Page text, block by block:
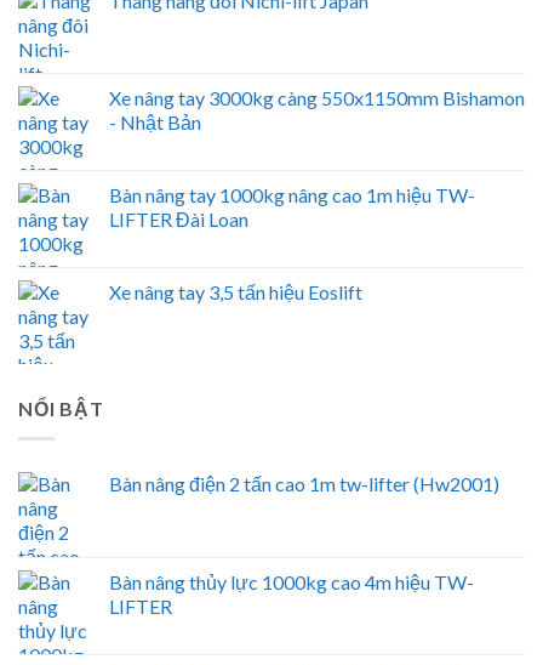
Xe nâng tay 3000kg càng 550x1150mm Bishamon
- Nhật Bản
Bàn nâng tay 1000kg nâng cao 1m hiệu TW-
LIFTER Đài Loan
Xe nâng tay 3,5 tấn hiệu Eoslift
NỔI BẬT
Bàn nâng điện 2 tấn cao 1m tw-lifter (Hw2001)
Bàn nâng thủy lực 1000kg cao 4m hiệu TW-
LIFTER